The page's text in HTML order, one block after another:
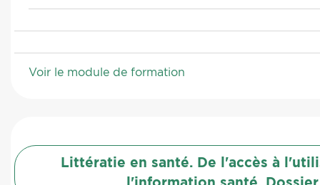
Voir le module de formation
Littératie en santé. De l'accès à